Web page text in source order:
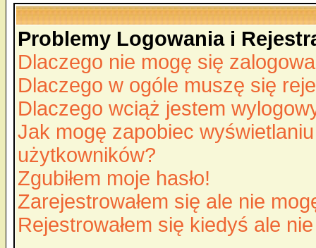
Problemy Logowania i
Dlaczego nie mogę się
Dlaczego w ogóle muszę się
Dlaczego wciąż jestem
Jak mogę zapobiec
użytkowników?
Zgubiłem moje hasło!
Zarejestrowałem się ale nie
Rejestrowałem się kiedyś ale